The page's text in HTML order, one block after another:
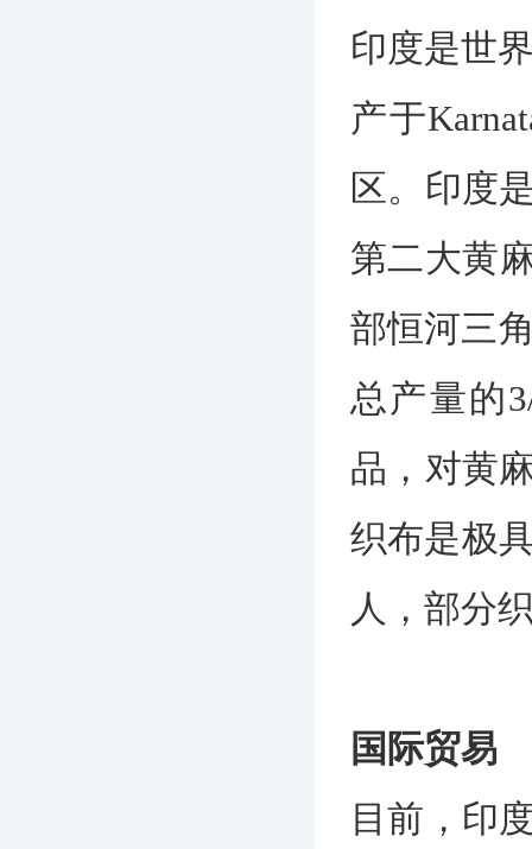
印度是世
产于
区。印度
第二大黄
部恒河三
总产量的
品，对黄
织布是极
人，部分
国际贸易
目前，印